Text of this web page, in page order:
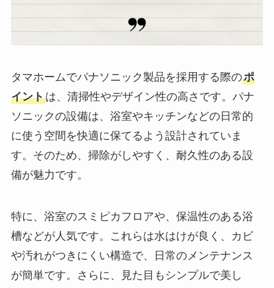
タマホームでパナソニック製品を採用する際のポ
イントは、清掃性やデザイン性の高さです。パナ
ソニックの設備は、浴室やキッチンなどの日常的
に使う空間を快適に保てるよう設計されていま
す。そのため、掃除がしやすく、耐久性のある設
備が魅力です。
特に、浴室のスミピカフロアや、保温性のある浴
槽などが人気です。これらは水はけが良く、カビ
や汚れがつきにくい構造で、日常のメンテナンス
が簡単です。さらに、見た目もシンプルで美し